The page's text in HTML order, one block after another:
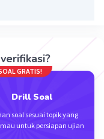
GRATIS!
Drill Soal
soal sesuai topik yang
untuk persiapan ujian